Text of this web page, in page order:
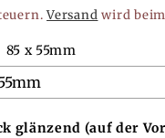
Versand wird
85 x 55mm
glänzend (auf der